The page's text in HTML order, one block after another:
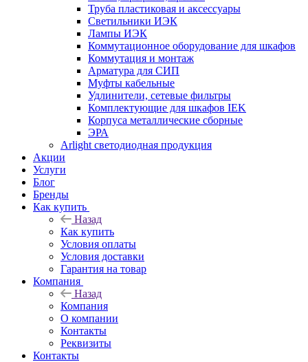
Труба пластиковая и аксессуары
Светильники ИЭК
Лампы ИЭК
Коммутационное оборудование для шкафов
Коммутация и монтаж
Арматура для СИП
Муфты кабельные
Удлинители, сетевые фильтры
Комплектующие для шкафов IEK
Корпуса металлические сборные
ЭРА
Arlight светодиодная продукция
Акции
Услуги
Блог
Бренды
Как купить
Назад
Как купить
Условия оплаты
Условия доставки
Гарантия на товар
Компания
Назад
Компания
О компании
Контакты
Реквизиты
Контакты